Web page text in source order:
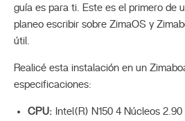
guía es para ti. Este es el primero de
planeo escribir sobre ZimaOS y
útil.
Realicé esta instalación en un
especificaciones:
CPU: Intel(R) N150 4 Núcleos